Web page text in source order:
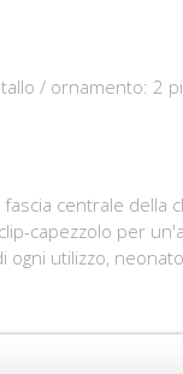
/ ornamento: 2
centrale della
capezzolo per
utilizzo,